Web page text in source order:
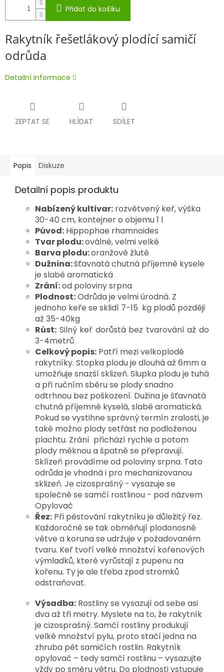
Přidat do košíku
Rakytník řešetlákový plodící samičí
odrůda
Detailní informace
ZEPTAT SE HLÍDAT SDÍLET
Popis Diskuze
Detailní popis produktu
Nabízený kultivar: rozvětvený keř, výška
30-40 cm, kontejner o objemu 1 l
Původ: Hippophae rhamnoides
Tvar plodu:oválné, velmi velké
Barva plodu:oranžově žluté
Dužnina:šťavnatá chutná příjemně kysele
je slabě aromatická
Zrání:od poloviny srpna
Plodnost:Odrůda je velmi úrodná. Z
jednoho keře se sklidí 7-15 kg plodů později
až 35-40kg
Růst: Silný keř dorůstá bez tvarování až do
3-4metrů
Celkový popis: Patří mezi velkoplodé
rakytníky. Stopka plodu je dlouhá až 6mm a
umožňuje snazší sklizeň. Slupka plodu je tuhá
a při ručním sběru se plody snadno
odtrhnou bez poškození. Dužina je šťavnatá
chutná příjemně kyselá, slabě aromatická.
Pokud se vystihne správný termín zralosti, je
také možno plody setřást na podloženou
plachtu. Zrání přichází rychle a potom
plody měknou a špatně se přepravují.
Sklízeň provádíme od poloviny srpna. Tato
odrůda je vhodná i pro mechanizovanou
sklizeň. Je cizosprašný - vysazuje se
společně se samčí rostlinou - pod názvem
Opylovač
Řez: Při pěstování rakytníku je důležitý řez.
Každoročně se tak obměňují plodonosné
větve a koruna se udržuje v požadovaném
tvaru. Keř tvoří velké množství kořenových
výmladků, které vyrůstají z pupenu na
kořenu. Ty je ale třeba zpod stromků
odstraňovat.
Výsadba: Rostliny se vysazují od sebe asi
dva až tři metry. Myslete na to, že rakytník
je cizosprašný. Samčí rostliny produkují
velké množství pylu, proto stačí jedna na
zhruba pět samičích rostlin. Rakytník
opylovač – tedy samčí rostlinu – vysazujte
vždy po směru větru. Do plodnosti vstupuje